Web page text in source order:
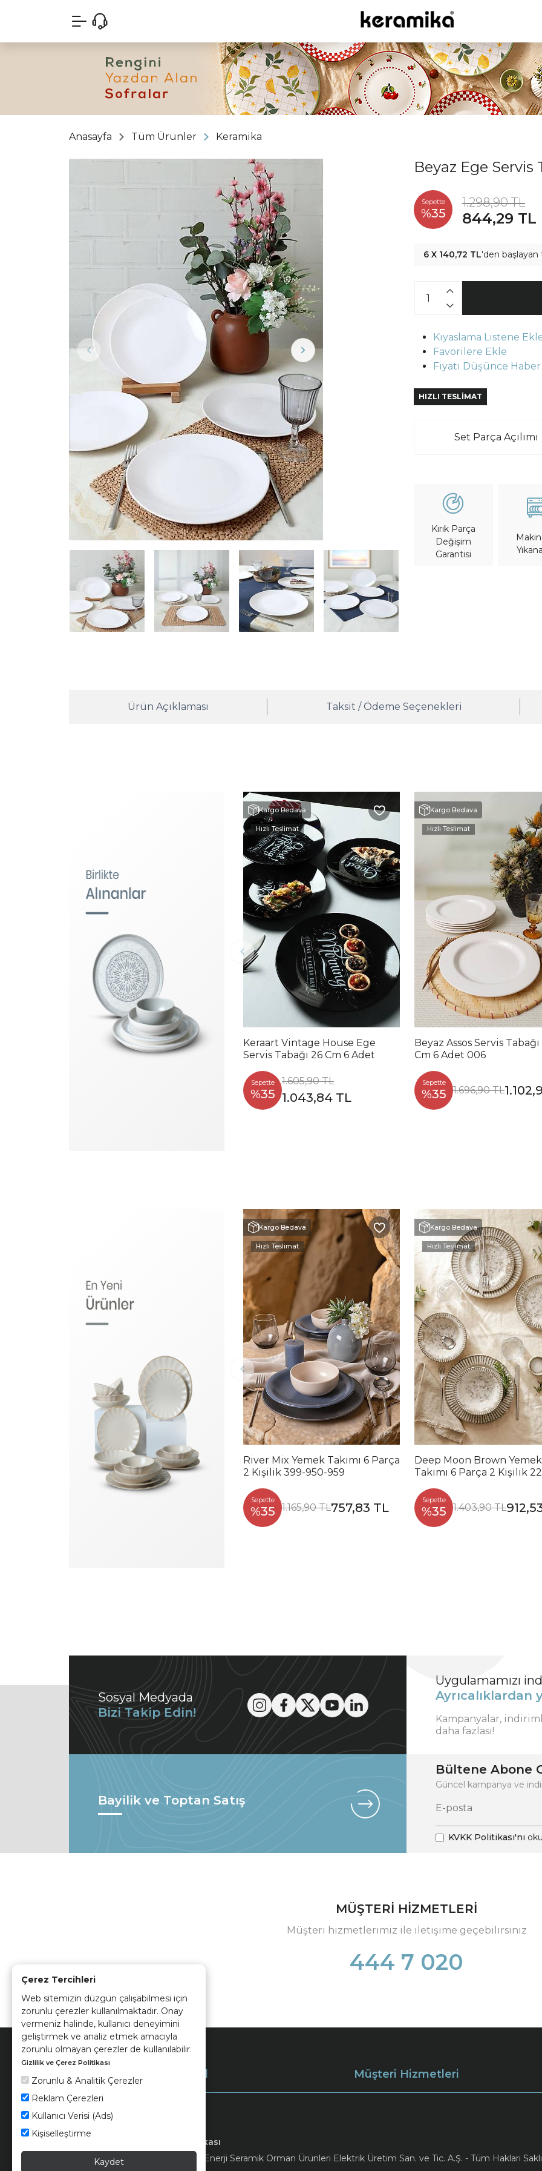
Çerez Tercihleri
Web sitemizin düzgün çalışabilmesi için
zorunlu çerezler kullanılmaktadır. Onay
vermeniz halinde, kullanıcı deneyimini
geliştirmek ve analiz etmek amacıyla
zorunlu olmayan çerezler de kullanılabilir.
Gizlilik ve Çerez Politikası
Zorunlu & Analitik Çerezler
Reklam Çerezleri
Kullanıcı Verisi (Ads)
Kişiselleştirme
Kaydet
Anasayfa Tüm Ürünler Keramika
Beyaz Ege Servis
Sepette
%35
1.298,90 TL
844,29 TL
6 X 140,72 TL'den
Kıyaslama Listene
Favorilere Ekle
Fiyatı Düşünce Haber
HIZLI TESLİMAT
Set Parça Açılımı
Kırık Parça
Değişim
Garantisi
Ürün Açıklaması Taksit / Ödeme Seçenekleri
Kargo Bedava
Hızlı Teslimat
Keraart Vintage House Ege
Servis Tabağı 26 Cm 6 Adet
Sepette
%35
1.605,90 TL
1.043,84 TL
Kargo Bedava
Hızlı Teslimat
Beyaz Assos Servis
Cm 6 Adet 006
Sepette
%35 1.696,90 TL
Kargo Bedava
Hızlı Teslimat
River Mix Yemek Takımı 6 Parça
2 Kişilik 399-950-959
Sepette
%35 1.165,90 TL757,83 TL
Kargo Bedava
Hızlı Teslimat
Deep Moon Brown Yemek
Takımı 6 Parça 2 Kişilik
Sepette
%35 1.403,90 TL
Sosyal Medyada
Bizi Takip Edin!
Uygulamamızı
Ayrıcalıklardan
Kampanyalar,
daha fazlası!
Bayilik ve Toptan Satış
Bültene Abone
Güncel kampanya ve
KVKK Politikası'nı
MÜŞTERİ HİZMETLERİ
Müşteri hizmetlerimiz ile iletişime geçebilirsiniz
444 7 020
Kurumsal Müşteri Hizmetleri
Kvkk ve Çerez Politikası
© 2026 Ünsa Madencilik Turizm Enerji Seramik Orman Ürünleri Elektrik Üretim San. ve Tic. A.Ş. - Tüm Hakları